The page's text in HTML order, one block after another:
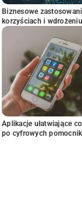
Biznesowe
korzyściach i wdrożeniu
Aplikacje ułatwiające
po cyfrowych